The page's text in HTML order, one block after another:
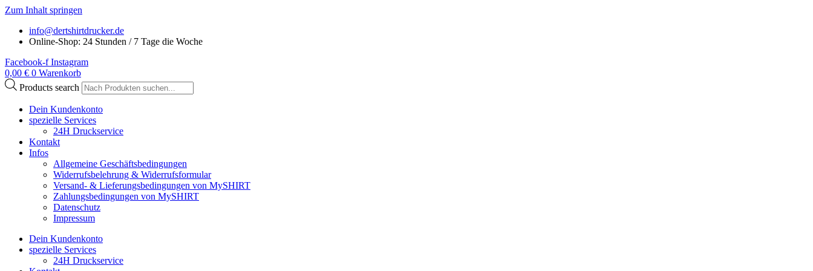
Zum Inhalt springen
info@dertshirtdrucker.de
Online-Shop: 24 Stunden / 7 Tage die Woche
Facebook-f Instagram
0,00 € 0 Warenkorb
Products search
Dein Kundenkonto
spezielle Services
24H Druckservice
Kontakt
Infos
Allgemeine Geschäftsbedingungen
Widerrufsbelehrung & Widerrufsformular
Versand- & Lieferungsbedingungen von MySHIRT
Zahlungsbedingungen von MySHIRT
Datenschutz
Impressum
Dein Kundenkonto
spezielle Services
24H Druckservice